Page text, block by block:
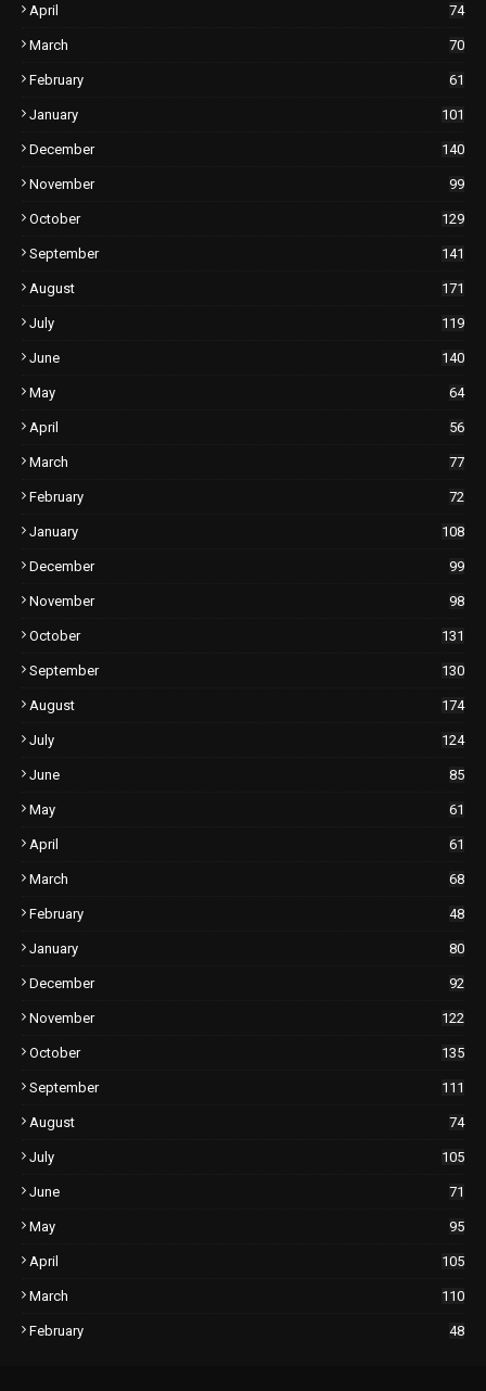
April 74
March 70
February 61
January 101
December 140
November 99
October 129
September 141
August 171
July 119
June 140
May 64
April 56
March 77
February 72
January 108
December 99
November 98
October 131
September 130
August 174
July 124
June 85
May 61
April 61
March 68
February 48
January 80
December 92
November 122
October 135
September 111
August 74
July 105
June 71
May 95
April 105
March 110
February 48